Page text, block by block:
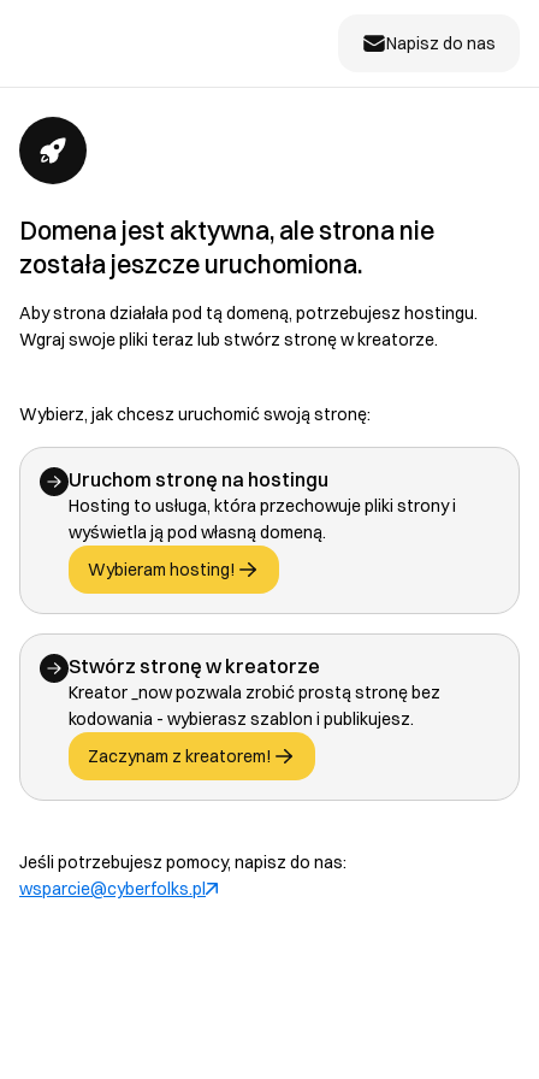
Napisz do nas
Domena jest aktywna, ale strona nie
została jeszcze uruchomiona.
Aby strona działała pod tą domeną, potrzebujesz hostingu.
Wgraj swoje pliki teraz lub stwórz stronę w kreatorze.
Wybierz, jak chcesz uruchomić swoją stronę:
Uruchom stronę na hostingu
Hosting to usługa, która przechowuje pliki strony i
wyświetla ją pod własną domeną.
Wybieram hosting!
Stwórz stronę w kreatorze
Kreator _now pozwala zrobić prostą stronę bez
kodowania - wybierasz szablon i publikujesz.
Zaczynam z kreatorem!
Jeśli potrzebujesz pomocy, napisz do nas:
wsparcie@cyberfolks.pl